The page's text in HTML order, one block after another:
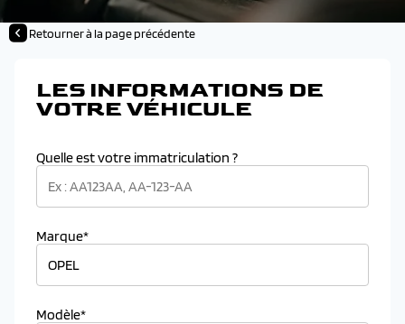
Retourner à la page précédente
LES INFORMATIONS DE
VOTRE VÉHICULE
Quelle est votre immatriculation ?
Marque*
Modèle*